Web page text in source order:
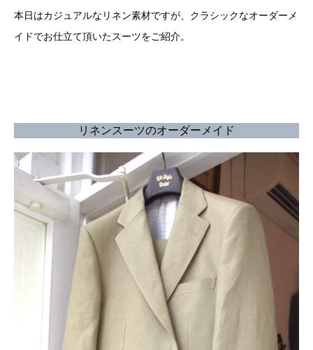
本日はカジュアルなリネン素材ですが、クラシックなオーダーメ
イドでお仕立て頂いたスーツをご紹介。
リネンスーツのオーダーメイド